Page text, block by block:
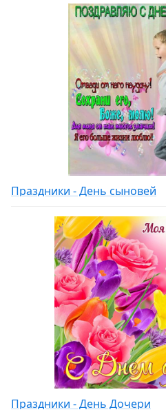
Праздники - День сыновей
Праздники - День Дочери